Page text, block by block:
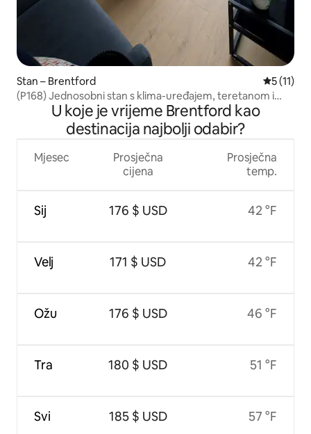
Stan – Brentford
5 (11)
(P168) Jednosobni stan s klima-uređajem, teretanom i
parkiralištem, West London
U koje je vrijeme Brentford kao
destinacija najbolji odabir?
Mjesec
Sij
Velj
Ožu
Tra
Svi
Prosječna
cijena
176 $ USD
171 $ USD
176 $ USD
180 $ USD
185 $ USD
Prosječna
temp.
42 °F
42 °F
46 °F
51 °F
57 °F